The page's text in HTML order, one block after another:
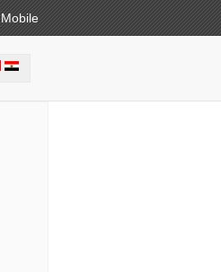
Mobile